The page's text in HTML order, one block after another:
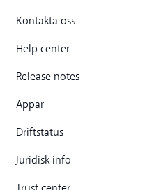
Kontakta oss
Help center
Release notes
Appar
Driftstatus
Juridisk info